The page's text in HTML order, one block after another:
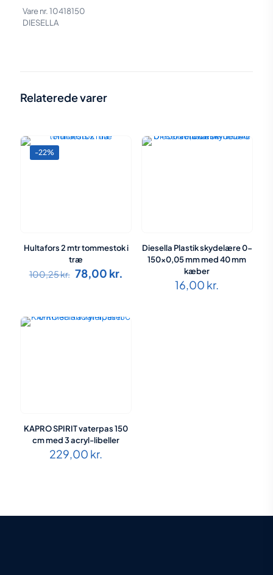
Vare nr. 10418150
DIESELLA
Relaterede varer
-22%
Hultafors 2 mtr tommestok i
træ
100,25kr. Den
oprindelige
100,25 kr..
78,00 kr.
78,00 kr..
Diesella Plastik skydelære 0-
150×0,05 mm med 40 mm
kæber
16,00 kr.
KAPRO SPIRIT vaterpas 150
cm med 3 acryl-libeller
229,00 kr.